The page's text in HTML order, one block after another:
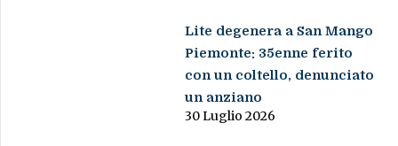
Lite degenera a San Mango
Piemonte: 35enne ferito
con un coltello, denunciato
un anziano
30 Luglio 2026